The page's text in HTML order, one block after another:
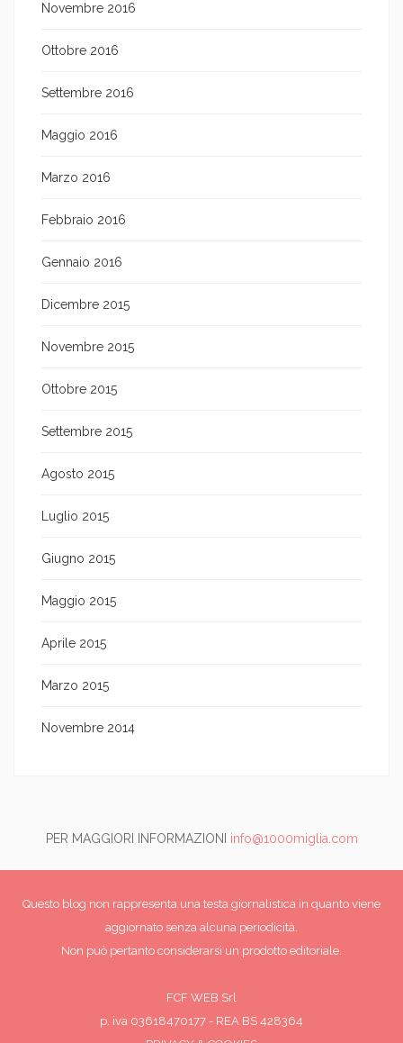
Novembre 2016
Ottobre 2016
Settembre 2016
Maggio 2016
Marzo 2016
Febbraio 2016
Gennaio 2016
Dicembre 2015
Novembre 2015
Ottobre 2015
Settembre 2015
Agosto 2015
Luglio 2015
Giugno 2015
Maggio 2015
Aprile 2015
Marzo 2015
Novembre 2014
PER MAGGIORI INFORMAZIONI info@1000miglia.com
Questo blog non rappresenta una testa giornalistica in quanto viene
aggiornato senza alcuna periodicità.
Non può pertanto considerarsi un prodotto editoriale.
FCF WEB Srl
p. iva 03618470177 - REA BS 428364